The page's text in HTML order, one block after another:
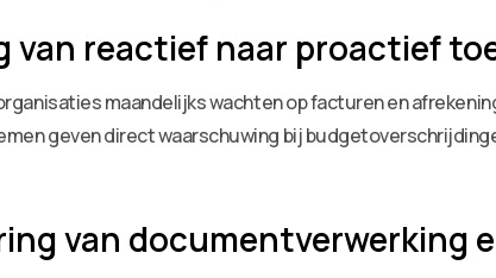
van reactief naar proactief
maandelijks wachten op facturen en
geven direct waarschuwing bij
van documentverwerking